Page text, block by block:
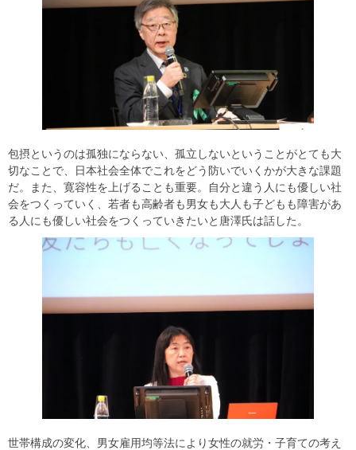
包摂というのは孤独にならない、孤立しないということがとても大
切なことで、日本社会全体でこれをどう防いでいくかが大きな課題
だ。また、寛容性を上げることも重要。自分と違う人にも優しい社
会をつくっていく、若者も高齢者も男女も大人も子どもも障害があ
る人にも優しい社会をつくっていきたいと唐澤氏は話した。
世帯構成の変化、男女雇用均等法により女性の就労・子育ての考え